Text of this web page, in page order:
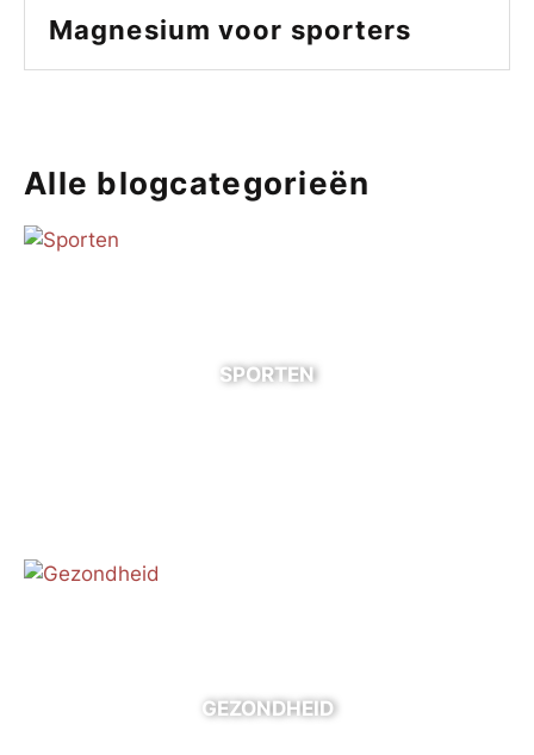
Magnesium voor sporters
Alle blogcategorieën
SPORTEN
GEZONDHEID